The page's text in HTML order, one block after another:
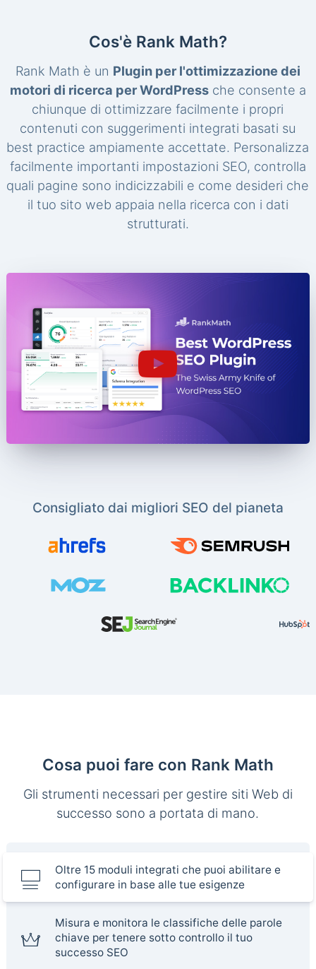
Cos'è Rank Math?
Rank Math è un Plugin per l'ottimizzazione dei
motori di ricerca per WordPressche consente a
chiunque di ottimizzare facilmente i propri
contenuti con suggerimenti integrati basati su
best practice ampiamente accettate. Personalizza
facilmente importanti impostazioni SEO, controlla
quali pagine sono indicizzabili e come desideri che
il tuo sito web appaia nella ricerca con i dati
strutturati.
Consigliato dai migliori SEO del pianeta
Cosa puoi fare con Rank Math
Gli strumenti necessari per gestire siti Web di
successo sono a portata di mano.
Oltre 15 moduli integrati che puoi abilitare e
configurare in base alle tue esigenze
Misura e monitora le classifiche delle parole
chiave per tenere sotto controllo il tuo
successo SEO